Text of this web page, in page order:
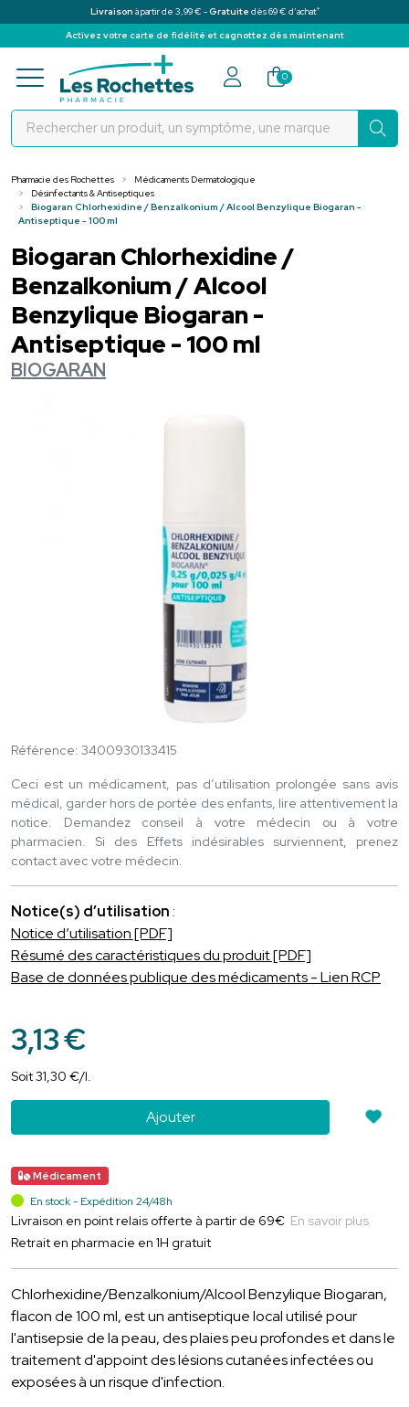
Livraison à partir de 3,99 € -Gratuite dès 69 € d’achat*
Activez votre carte de fidélité et cagnottez dès maintenant
Pharmacie des Rochettes Votre
0
Pharmacie des Rochettes
Médicaments Dermatologique
Désinfectants & Antiseptiques
Biogaran Chlorhexidine / Benzalkonium / Alcool Benzylique Biogaran -
Antiseptique - 100 ml
Biogaran Chlorhexidine /
Benzalkonium / Alcool
Benzylique Biogaran -
Antiseptique - 100 ml
BIOGARAN
Référence: 3400930133415
Ceci est un médicament, pas d’utilisation prolongée sans avis
médical, garder hors de portée des enfants, lire attentivement la
notice. Demandez conseil à votre médecin ou à votre
pharmacien. Si des Effets indésirables surviennent, prenez
contact avec votre médecin.
Notice(s) d’utilisation :
Notice d’utilisation [PDF]
Résumé des caractéristiques du produit [PDF]
Base de données publique des médicaments - Lien RCP
3,13€
Soit31,30 €/l.
Ajouter
Médicament
En stock - Expédition 24/48h
Livraison en point relais offerte à partir de 69€ En savoir plus
Retrait en pharmacie en 1H gratuit
Chlorhexidine/Benzalkonium/Alcool Benzylique Biogaran,
flacon de 100 ml, est un antiseptique local utilisé pour
l'antisepsie de la peau, des plaies peu profondes et dans le
traitement d'appoint des lésions cutanées infectées ou
exposées à un risque d'infection.